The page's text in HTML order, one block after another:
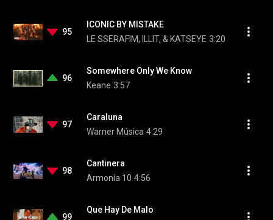
95
ICONIC BY MISTAKE
LE SSERAFIM, ILLIT, & KATSEYE 3:20
96
Somewhere Only We Know
Keane 3:57
97
Caraluna
Warner Música 4:29
98
Cantinera
Armonía 10 4:56
99
Que Hay De Malo